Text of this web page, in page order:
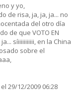
y yo,
de risa, ja, ja, ja... no
del otro día
de que VOTO EN
síiiiiiiiiiii, en la China
sobre el
el 29/12/2009 06:28